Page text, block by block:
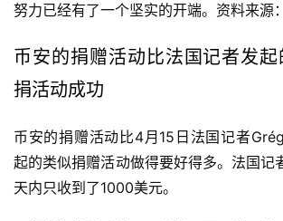
努力已经有了一个坚实的开端。资料来源
币安的捐赠活动比法国记者发
捐活动成功
币安的捐赠活动比4月15日法国记者
起的类似捐赠活动做得要好得多。法国记
天内只收到了1000美元。